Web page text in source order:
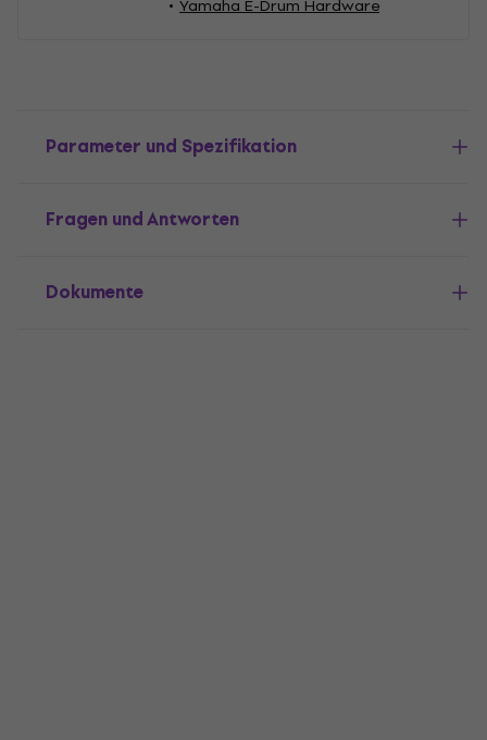
Yamaha E-Drum Hardware
Parameter und Spezifikation
Fragen und Antworten
Dokumente